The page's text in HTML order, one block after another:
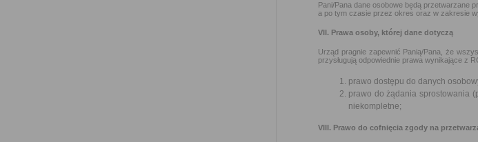
Pani/Pana dane osobowe będą przetwarzane
a po tym czasie przez okres oraz w zakresie
VII. Prawa osoby, której dane dotyczą
Urząd pragnie zapewnić Panią/Pana, że
przysługują odpowiednie prawa wynikające z
prawo dostępu do danych
prawo do żądania sprostowania
niekompletne;
VIII. Prawo do cofnięcia zgody na